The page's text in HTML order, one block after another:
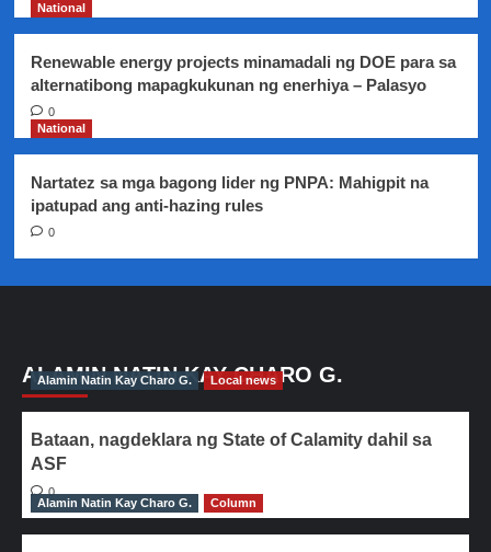
biktima,
naaresto
na
National
Renewable energy projects minamadali ng DOE para sa
alternatibong mapagkukunan ng enerhiya – Palasyo
0
National
Nartatez sa mga bagong lider ng PNPA: Mahigpit na
ipatupad ang anti-hazing rules
0
ALAMIN NATIN KAY CHARO G.
Alamin Natin Kay Charo G. Local news
Bataan, nagdeklara ng State of Calamity dahil sa
ASF
0
Alamin Natin Kay Charo G.
Column